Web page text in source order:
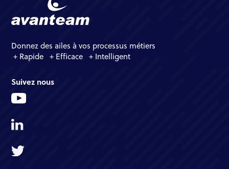
Donnez des ailes à vos processus métiers
+ Rapide + Efficace + Intelligent
Suivez nous